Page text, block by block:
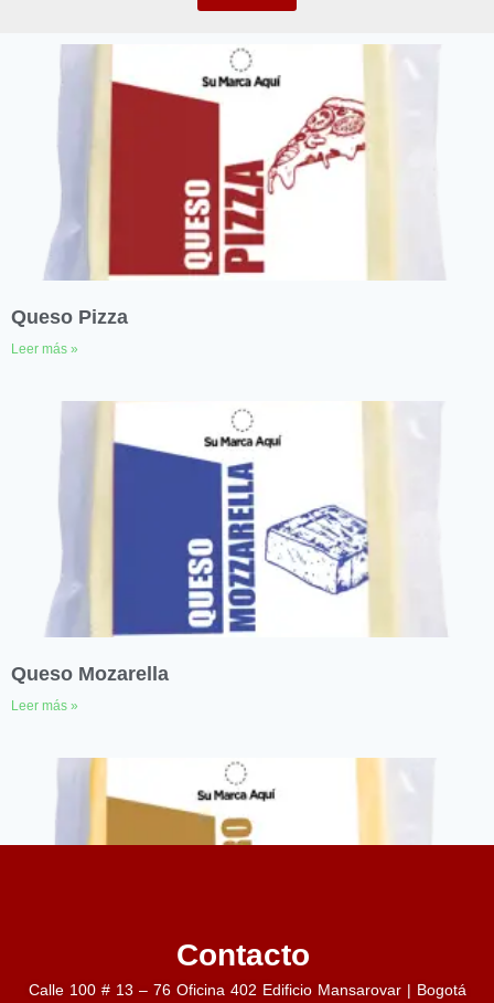
Queso Pizza
Leer más »
Queso Mozarella
Leer más »
Contacto
Calle 100 # 13 – 76 Oficina 402 Edificio Mansarovar | Bogotá